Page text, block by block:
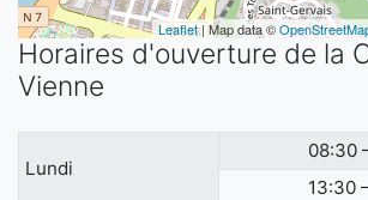
Leaflet| Map data ©
Horaires d'ouverture de la
Vienne
Lundi
08:30
13:30